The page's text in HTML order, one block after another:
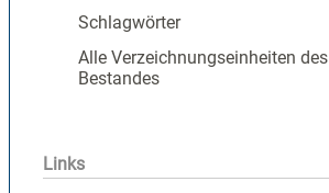
Schlagwörter
Alle Verzeichnungseinheiten des
Bestandes
Links